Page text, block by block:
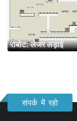
रोबोट: लेजर लड़ाई
संपर्क में रहो